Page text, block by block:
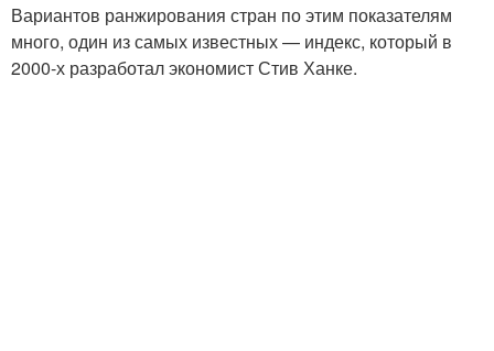
Вариантов ранжирования стран по этим показателям
много, один из самых известных — индекс, который в
2000-х разработал экономист Стив Ханке.